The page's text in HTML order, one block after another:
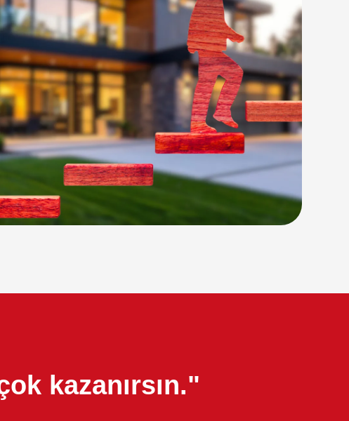
kazanırsın."